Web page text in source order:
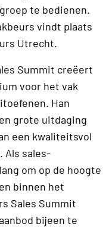
te bedienen.
vindt plaats
Utrecht.
Summit creëert
voor het vak
Han
grote uitdaging
een kwaliteitsvol
Als sales-
om op de hoogte
binnen het
Sales Summit
bijeen te